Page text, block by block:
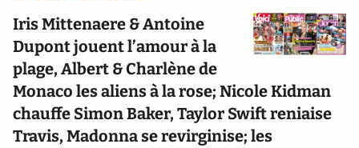
Iris Mittenaere & Antoine
Dupont jouent l’amour à la
plage, Albert & Charlène de
Monaco les aliens à la rose; Nicole Kidman
chauffe Simon Baker, Taylor Swift reniaise
Travis, Madonna se revirginise; les